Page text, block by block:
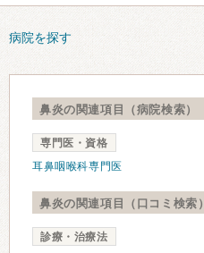
病院を探す
鼻炎の関連項目（病院検索）
専門医・資格
耳鼻咽喉科専門医
鼻炎の関連項目（口コミ検索）
診療・治療法